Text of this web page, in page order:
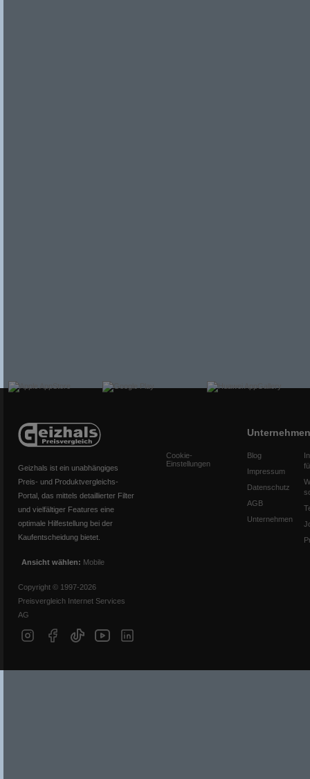
Geizhals ist ein unabhängiges
Preis- und Produktvergleichs-
Portal, das mittels detaillierter Filter
und vielfältiger Features eine
optimale Hilfestellung bei der
Kaufentscheidung bietet.
Ansicht wählen: Mobile
Copyright © 1997-2026
Preisvergleich Internet Services
AG
Cookie-
Einstellungen
Unternehmen
Blog
Impressum
Datenschutz
AGB
Unternehmen